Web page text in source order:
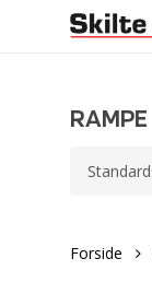
RAMPE
Forside